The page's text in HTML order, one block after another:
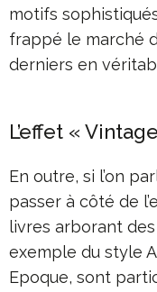
motifs
frappé le marché
derniers en
L’effet «
En outre, si l’on
passer à côté de
livres arborant
exemple du style
Epoque, sont